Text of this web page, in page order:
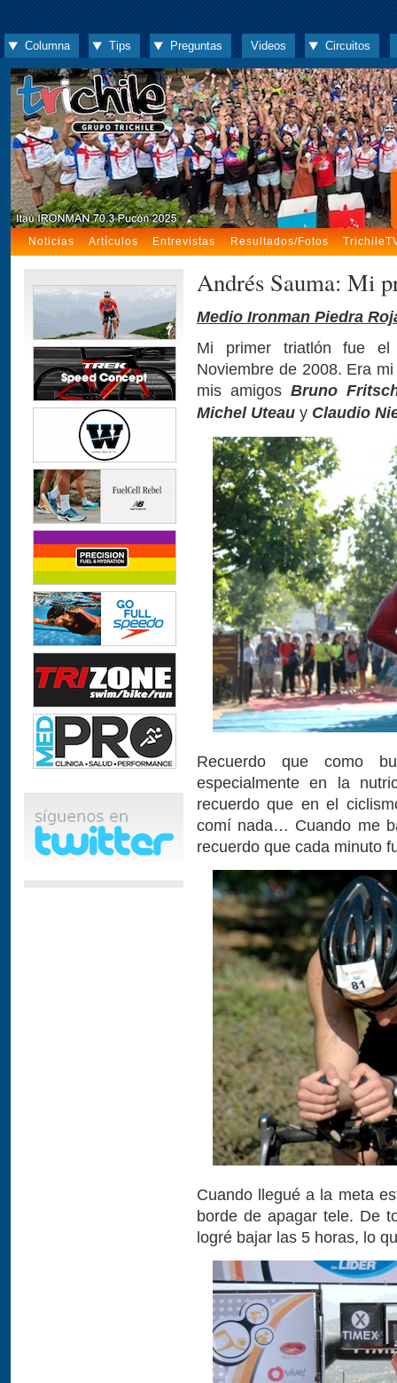
Columna Tips Preguntas Videos Circuitos
Noticias Artículos Entrevistas Resultados/Fotos
Andrés Sauma: Mi
Medio Ironman Piedra
Mi primer triatlón fue
Noviembre de 2008. Era
mis amigos Bruno
Michel Uteau y Claudio
Recuerdo que como
especialmente en la
recuerdo que en el
comí nada… Cuando me
recuerdo que cada minuto
Cuando llegué a la meta
borde de apagar tele. De
logré bajar las 5 horas, lo